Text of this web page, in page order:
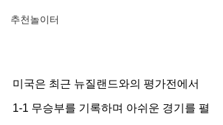
추천놀이터
미국은 최근 뉴질랜드와의 평가전에서
1-1 무승부를 기록하며 아쉬운 경기를 펼